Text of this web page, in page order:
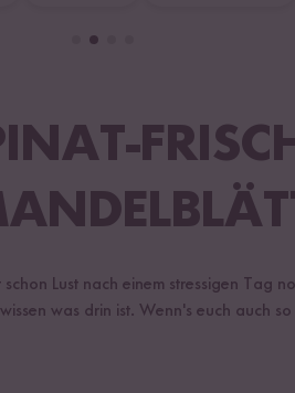
Lust nach einem stressigen Tag
was drin ist. Wenn's euch auch